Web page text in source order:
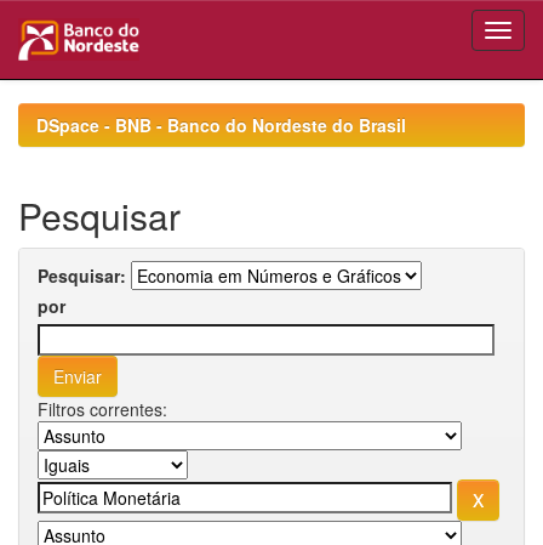
navigationDSpace - BNB - Banco do Nordeste do Brasil
Pesquisar
Pesquisar:
por
Filtros correntes: